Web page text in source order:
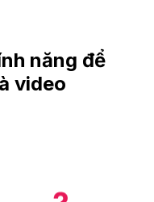
năng để
video